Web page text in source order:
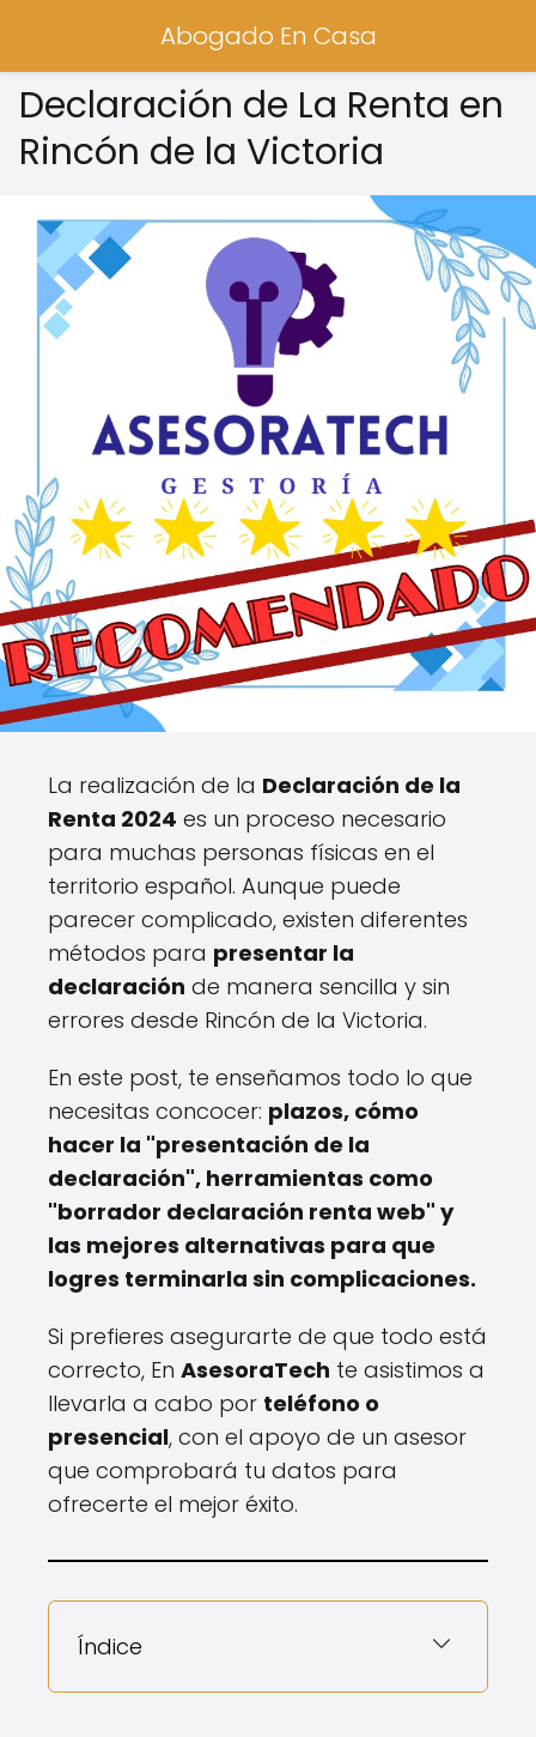
Abogado En Casa
Declaración de La Renta en
Rincón de la Victoria
La realización de la Declaración de la
Renta 2024 es un proceso necesario
para muchas personas físicas en el
territorio español. Aunque puede
parecer complicado, existen diferentes
métodos para presentar la
declaración de manera sencilla y sin
errores desde Rincón de la Victoria.
En este post, te enseñamos todo lo que
necesitas concocer: plazos, cómo
hacer la "presentación de la
declaración", herramientas como
"borrador declaración renta web" y
las mejores alternativas para que
logres terminarla sin complicaciones.
Si prefieres asegurarte de que todo está
correcto, En AsesoraTech te asistimos a
llevarla a cabo por teléfono o
presencial, con el apoyo de un asesor
que comprobará tu datos para
ofrecerte el mejor éxito.
Índice